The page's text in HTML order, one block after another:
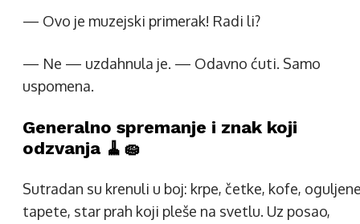
— Ovo je muzejski primerak! Radi li?
— Ne — uzdahnula je. — Odavno ćuti. Samo
uspomena.
Generalno spremanje i znak koji
odzvanja 🧹🧽
Sutradan su krenuli u boj: krpe, četke, kofe,
tapete, star prah koji pleše na svetlu. Uz posao,